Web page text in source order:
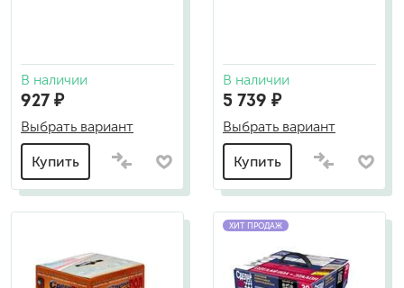
В наличии
927 ₽
Выбрать вариант
Купить
В наличии
5 739 ₽
Выбрать вариант
Купить
ХИТ ПРОДАЖ